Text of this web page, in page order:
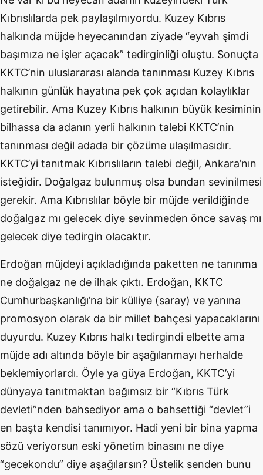
Kıbrıslılarda pek paylaşılmıyordu. Kuzey Kıbrıs
halkında müjde heyecanından ziyade “eyvah şimdi
başımıza ne işler açacak” tedirginliği oluştu. Sonuçta
KKTC’nin uluslararası alanda tanınması Kuzey Kıbrıs
halkının günlük hayatına pek çok açıdan kolaylıklar
getirebilir. Ama Kuzey Kıbrıs halkının büyük kesiminin
bilhassa da adanın yerli halkının talebi KKTC’nin
tanınması değil adada bir çözüme ulaşılmasıdır.
KKTC’yi tanıtmak Kıbrıslıların talebi değil, Ankara’nın
isteğidir. Doğalgaz bulunmuş olsa bundan sevinilmesi
gerekir. Ama Kıbrıslılar böyle bir müjde verildiğinde
doğalgaz mı gelecek diye sevinmeden önce savaş mı
gelecek diye tedirgin olacaktır.
Erdoğan müjdeyi açıkladığında paketten ne tanınma
ne doğalgaz ne de ilhak çıktı. Erdoğan, KKTC
Cumhurbaşkanlığı’na bir külliye (saray) ve yanına
promosyon olarak da bir millet bahçesi yapacaklarını
duyurdu. Kuzey Kıbrıs halkı tedirgindi elbette ama
müjde adı altında böyle bir aşağılanmayı herhalde
beklemiyorlardı. Öyle ya güya Erdoğan, KKTC’yi
dünyaya tanıtmaktan bağımsız bir “Kıbrıs Türk
devleti”nden bahsediyor ama o bahsettiği “devlet”i
en başta kendisi tanımıyor. Hadi yeni bir bina yapma
sözü veriyorsun eski yönetim binasını ne diye
“gecekondu” diye aşağılarsın? Üstelik senden bunu